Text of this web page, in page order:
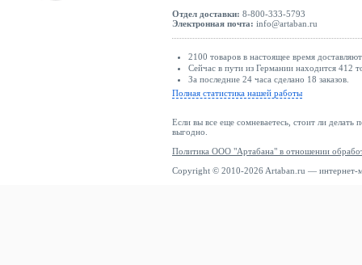
Отдел доставки: 8-800-333-5793
Электронная почта: info@artaban.ru
2100 товаров в настоящее время
Сейчас в пути из Германии находится 412
За последние 24 часа сделано 18 заказов.
Полная статистика нашей работы
Если вы все еще сомневаетесь, стоит ли делать
выгодно.
Политика ООО "Артабана" в отношении
Copyright © 2010-2026 Artaban.ru — интернет-